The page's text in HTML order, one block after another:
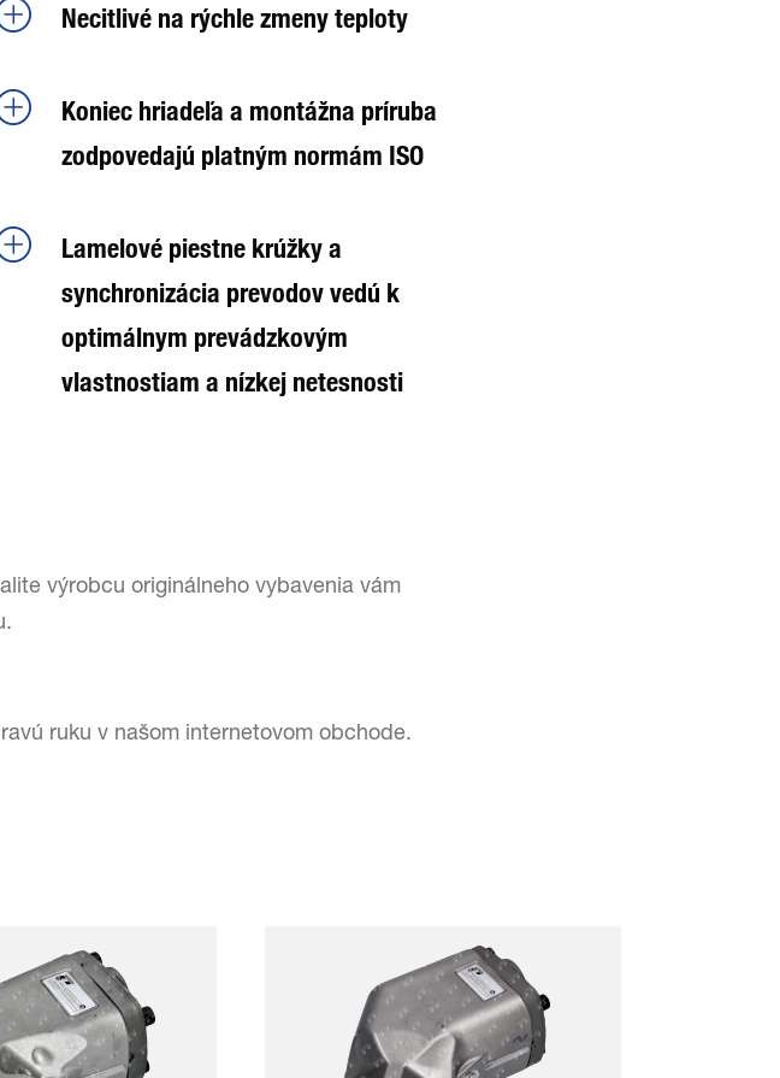
Necitlivé na rýchle zmeny teploty
Koniec hriadeľa a montážna príruba
zodpovedajú platným normám ISO
Lamelové piestne krúžky a
synchronizácia prevodov vedú k
optimálnym prevádzkovým
vlastnostiam a nízkej netesnosti
výrobcu originálneho vybavenia vám
ruku v našom internetovom obchode.